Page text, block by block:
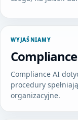
WYJAŚNIAMY
Compliance AI
procedury
organizacyjne.